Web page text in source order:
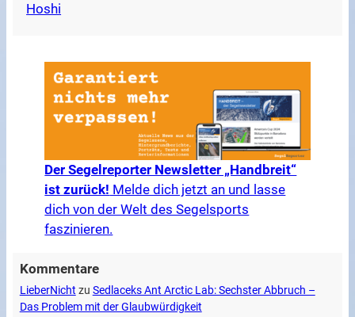
Hoshi
Der Segelreporter Newsletter „Handbreit“
ist zurück! Melde dich jetzt an und lasse
dich von der Welt des Segelsports
faszinieren.
Kommentare
LieberNicht zu Sedlaceks Ant Arctic Lab: Sechster Abbruch –
Das Problem mit der Glaubwürdigkeit